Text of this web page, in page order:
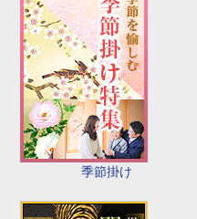
季節掛け